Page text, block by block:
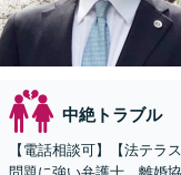
中絶トラブル
【電話相談可】【法テラ